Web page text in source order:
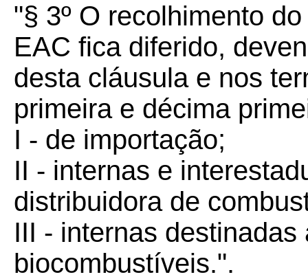
"§ 3º O recolhimento
EAC fica diferido,
desta cláusula e nos
primeira e décima
I - de importação;
II - internas e
distribuidora de
III - internas
biocombustíveis.".